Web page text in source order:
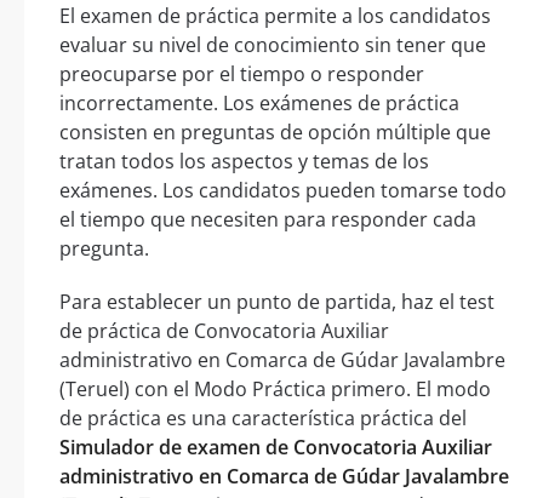
El examen de práctica permite a los candidatos
evaluar su nivel de conocimiento sin tener que
preocuparse por el tiempo o responder
incorrectamente. Los exámenes de práctica
consisten en preguntas de opción múltiple que
tratan todos los aspectos y temas de los
exámenes. Los candidatos pueden tomarse todo
el tiempo que necesiten para responder cada
pregunta.
Para establecer un punto de partida, haz el test
de práctica de Convocatoria Auxiliar
administrativo en Comarca de Gúdar Javalambre
(Teruel) con el Modo Práctica primero. El modo
de práctica es una característica práctica del
Simulador de examen de Convocatoria Auxiliar
administrativo en Comarca de Gúdar Javalambre